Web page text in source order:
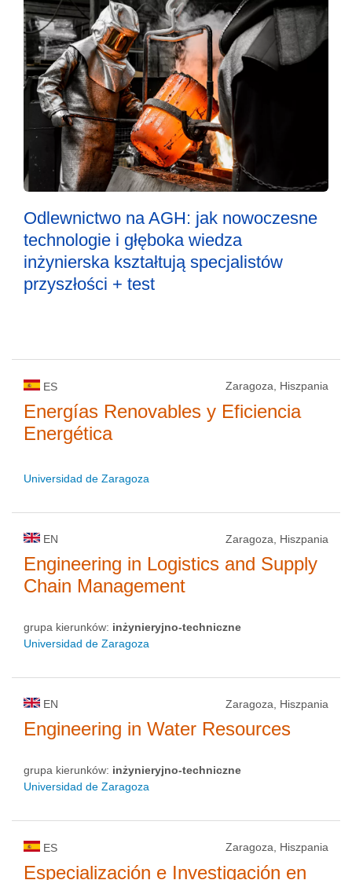
Odlewnictwo na AGH: jak nowoczesne
technologie i głęboka wiedza
inżynierska kształtują specjalistów
przyszłości + test
ES Zaragoza, Hiszpania
Energías Renovables y Eficiencia
Energética
Universidad de Zaragoza
EN Zaragoza, Hiszpania
Engineering in Logistics and Supply
Chain Management
grupa kierunków: inżynieryjno-techniczne
Universidad de Zaragoza
EN Zaragoza, Hiszpania
Engineering in Water Resources
grupa kierunków: inżynieryjno-techniczne
Universidad de Zaragoza
ES Zaragoza, Hiszpania
Especialización e Investigación en